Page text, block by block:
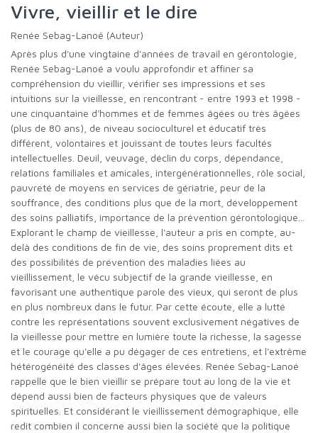
Vivre, vieillir et le dire
Renée Sebag-Lanoë (Auteur)
Après plus d'une vingtaine d'années de travail en gérontologie,
Renée Sebag-Lanoé a voulu approfondir et affiner sa
compréhension du vieillir, vérifier ses impressions et ses
intuitions sur la vieillesse, en rencontrant - entre 1993 et 1998 -
une cinquantaine d'hommes et de femmes âgées ou très âgées
(plus de 80 ans), de niveau socioculturel et éducatif très
différent, volontaires et jouissant de toutes leurs facultés
intellectuelles. Deuil, veuvage, déclin du corps, dépendance,
relations familiales et amicales, intergénérationnelles, rôle social,
pauvreté de moyens en services de gériatrie, peur de la
souffrance, des conditions plus que de la mort, développement
des soins palliatifs, importance de la prévention gérontologique...
Explorant le champ de vieillesse, l'auteur a pris en compte, au-
delà des conditions de fin de vie, des soins proprement dits et
des possibilités de prévention des maladies liées au
vieillissement, le vécu subjectif de la grande vieillesse, en
favorisant une authentique parole des vieux, qui seront de plus
en plus nombreux dans le futur. Par cette écoute, elle a lutté
contre les représentations souvent exclusivement négatives de
la vieillesse pour mettre en lumière toute la richesse, la sagesse
et le courage qu'elle a pu dégager de ces entretiens, et l'extrême
hétérogénéité des classes d'âges élevées. Renée Sebag-Lanoé
rappelle que le bien vieillir se prépare tout au long de la vie et
dépend aussi bien de facteurs physiques que de valeurs
spirituelles. Et considérant le vieillissement démographique, elle
redit combien il concerne aussi bien la société que la politique